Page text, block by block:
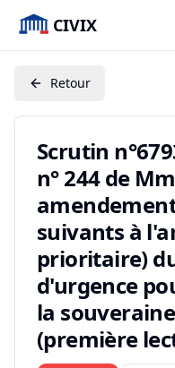
CIVIX
Retour
Scrutin
n° 244 de
suivants à
prioritaire)
d'urgence
la
(première